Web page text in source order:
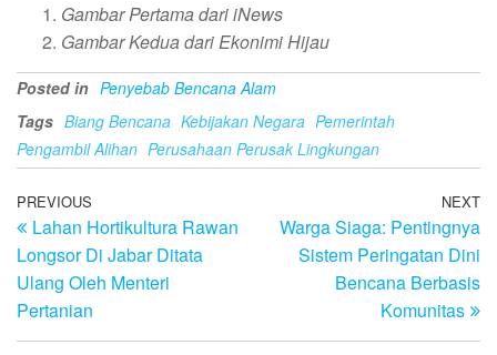
Gambar Pertama dari iNews
Gambar Kedua dari Ekonimi Hijau
Posted in Penyebab Bencana Alam
Tags Biang Bencana Kebijakan Negara Pemerintah
Pengambil Alihan Perusahaan Perusak Lingkungan
Post
navigation
Previous
Post
PREVIOUS
Lahan Hortikultura Rawan
Longsor Di Jabar Ditata
Ulang Oleh Menteri
Pertanian
NEXT
Warga Siaga: Pentingnya
Sistem Peringatan Dini
Bencana Berbasis
Komunitas